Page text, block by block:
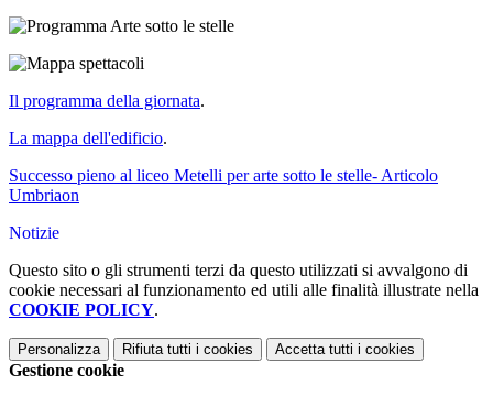
Il programma della giornata.
La mappa dell'edificio.
Successo pieno al liceo Metelli per arte sotto le stelle- Articolo
Umbriaon
Notizie
Questo sito o gli strumenti terzi da questo utilizzati si avvalgono di
cookie necessari al funzionamento ed utili alle finalità illustrate nella
COOKIE POLICY.
Personalizza Rifiuta tutti i cookies Accetta tutti i cookies
Gestione cookie